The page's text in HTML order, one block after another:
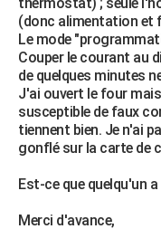
Destinations
City break
Voyage nature
Voyage de noces
Forum
Climat
+PHOTO
GUIDES D'ACHAT
BONS PLANS
CARTE DE VOEUX
(donc alimentation et
Le mode
Couper le courant au
de quelques minutes
J'ai ouvert le four
susceptible de faux
tiennent bien. Je n'ai
gonflé sur la carte de
Est-ce que quelqu'un a
Merci d'avance,